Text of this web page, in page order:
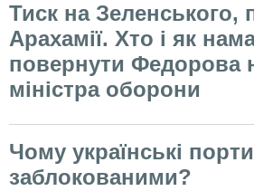
Тиск на Зеленського,
Арахамії. Хто і як
повернути Федорова
міністра оборони
Чому українські
заблокованими?